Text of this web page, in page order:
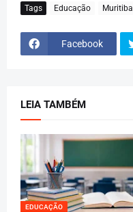
Tags Educação Muritiba
Facebook
LEIA TAMBÉM
EDUCAÇÃO